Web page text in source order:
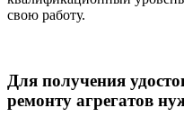
свою работу.
Для получения
ремонту агрегатов